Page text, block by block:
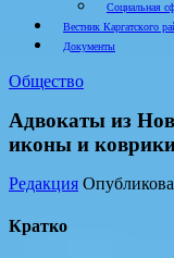
Социальная
Вестник Каргатского
Документы
Общество
Адвокаты из
иконы и
Редакция
Кратко